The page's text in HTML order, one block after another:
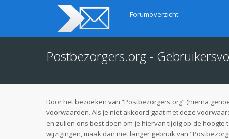
Forumoverzicht
Postbezorgers.org -
Door het bezoeken van “Postbezorgers.org” (hierna
voorwaarden. Als je niet akkoord gaat met deze
en zullen ons best doen om je hiervan tijdig op de
wijzigingen, maak dan niet langer gebruik van